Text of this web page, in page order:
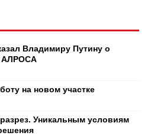
Владимиру Путину о
АЛРОСА
на новом участке
Уникальным условиям